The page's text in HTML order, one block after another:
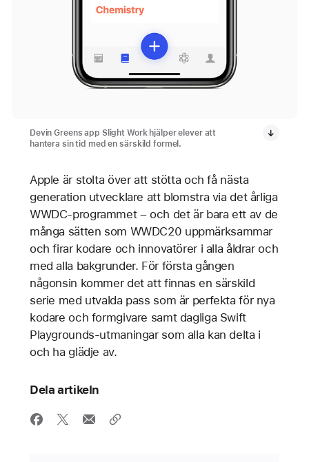
Devin Greens app Slight Work hjälper elever att
hantera sin tid med en särskild formel.
Apple är stolta över att stötta och få nästa
generation utvecklare att blomstra via det årliga
WWDC-programmet – och det är bara ett av de
många sätten som WWDC20 uppmärksammar
och firar kodare och innovatörer i alla åldrar och
med alla bakgrunder. För första gången
någonsin kommer det att finnas en särskild
serie med utvalda pass som är perfekta för nya
kodare och formgivare samt dagliga Swift
Playgrounds-utmaningar som alla kan delta i
och ha glädje av.
Dela artikeln